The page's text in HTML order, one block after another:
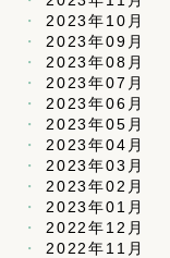
2023年10月
2023年09月
2023年08月
2023年07月
2023年06月
2023年05月
2023年04月
2023年03月
2023年02月
2023年01月
2022年12月
2022年11月